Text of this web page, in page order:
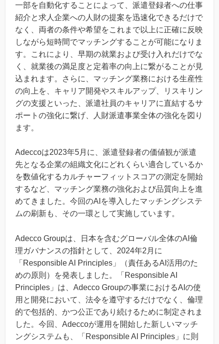
一部を自動化することによって、派遣登録者への仕事
紹介と求人企業への人財の提案を迅速化できるだけで
なく、両者の条件や希望をこれまで以上に正確に反映
しながら短時間でマッチングすることが可能になりま
す。これにより、早期の就業および受け入れだけでな
く、就業後の満足度と定着率の向上に繋がることが見
込まれます。さらに、マッチング業務における生産性
の向上を、キャリア開発やスキルアップ、リスキリン
グの支援といった、派遣社員のキャリアに直結するサ
ポートの強化に繋げ、人財派遣事業全体の強化を図り
ます。
Adeccoは2023年5月に、派遣登録者の価値観が派遣
先となる企業の組織文化にどれくらい適合しているか
を数値化するカルチャーフィットスコアの測定を開始
するなど、マッチング業務の強化および品質向上を進
めてきました。今回のAIを導入したマッチングシステ
ムの刷新も、その一環として実施しています。
Adecco Groupは、日本を含むグローバル全体のAI倫
理ガバナンスの指針として、2024年2月に
「Responsible AI Principles」（責任あるAI活用のた
めの原則）を発表しました。「Responsible AI
Principles」は、Adecco Groupの事業におけるAIの使
用と開発において、法令を遵守するだけでなく、倫理
的で包括的、かつ公正であり続けるために制定されま
した。今回、Adeccoが運用を開始した新しいマッチ
ングシステムも、「Responsible AI Principles」に則